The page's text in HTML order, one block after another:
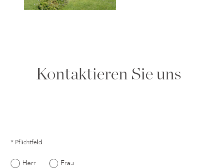
Kontaktieren Sie uns
* Pflichtfeld
Herr Frau